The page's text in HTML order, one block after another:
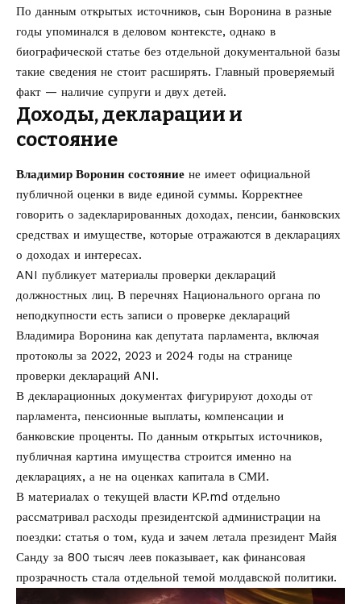
По данным открытых источников, сын Воронина в разные
годы упоминался в деловом контексте, однако в
биографической статье без отдельной документальной базы
такие сведения не стоит расширять. Главный проверяемый
факт — наличие супруги и двух детей.
Доходы, декларации и
состояние
Владимир Воронин состояние не имеет официальной
публичной оценки в виде единой суммы. Корректнее
говорить о задекларированных доходах, пенсии, банковских
средствах и имуществе, которые отражаются в декларациях
о доходах и интересах.
ANI публикует материалы проверки деклараций
должностных лиц. В перечнях Национального органа по
неподкупности есть записи о проверке деклараций
Владимира Воронина как депутата парламента, включая
протоколы за 2022, 2023 и 2024 годы на странице
проверки деклараций ANI.
В декларационных документах фигурируют доходы от
парламента, пенсионные выплаты, компенсации и
банковские проценты. По данным открытых источников,
публичная картина имущества строится именно на
декларациях, а не на оценках капитала в СМИ.
В материалах о текущей власти KP.md отдельно
рассматривал расходы президентской администрации на
поездки: статья о том, куда и зачем летала президент Майя
Санду за 800 тысяч леев показывает, как финансовая
прозрачность стала отдельной темой молдавской политики.